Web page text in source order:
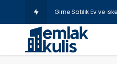
Girne Satılık Ev ve